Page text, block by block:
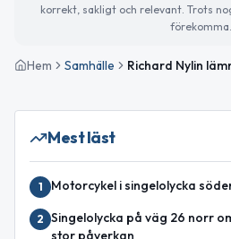
korrekt, sakligt och relevant. Trots
förekomma.
Hem Samhälle
Mest läst
1 Motorcykel i singelolycka
2 Singelolycka på väg 26 norr
stor påverkan